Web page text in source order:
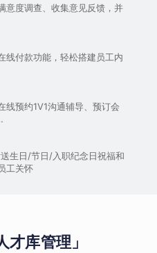
意度调查、收集意见反馈，并
线付款功能，轻松搭建员工内
线预约1V1沟通辅导、预订会
生日/节日/入职纪念日祝福和
工关怀
才库管理」